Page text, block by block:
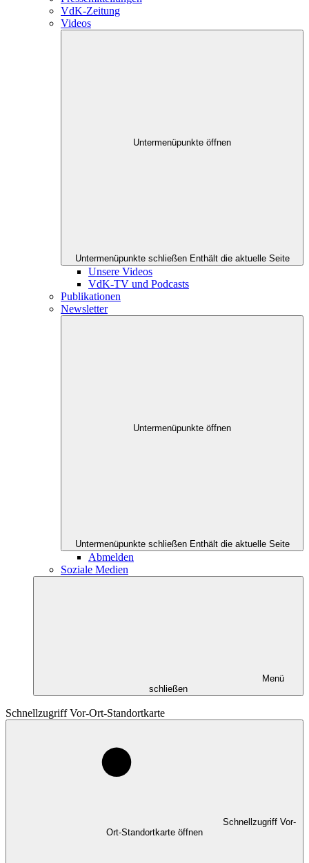
VdK-Zeitung
Videos
Untermenüpunkte öffnen
Untermenüpunkte schließen Enthält die aktuelle Seite
Unsere Videos
VdK-TV und Podcasts
Publikationen
Newsletter
Untermenüpunkte öffnen
Untermenüpunkte schließen Enthält die aktuelle Seite
Abmelden
Soziale Medien
Menü
schließen
Schnellzugriff Vor-Ort-Standortkarte
Schnellzugriff Vor-
Ort-Standortkarte öffnen